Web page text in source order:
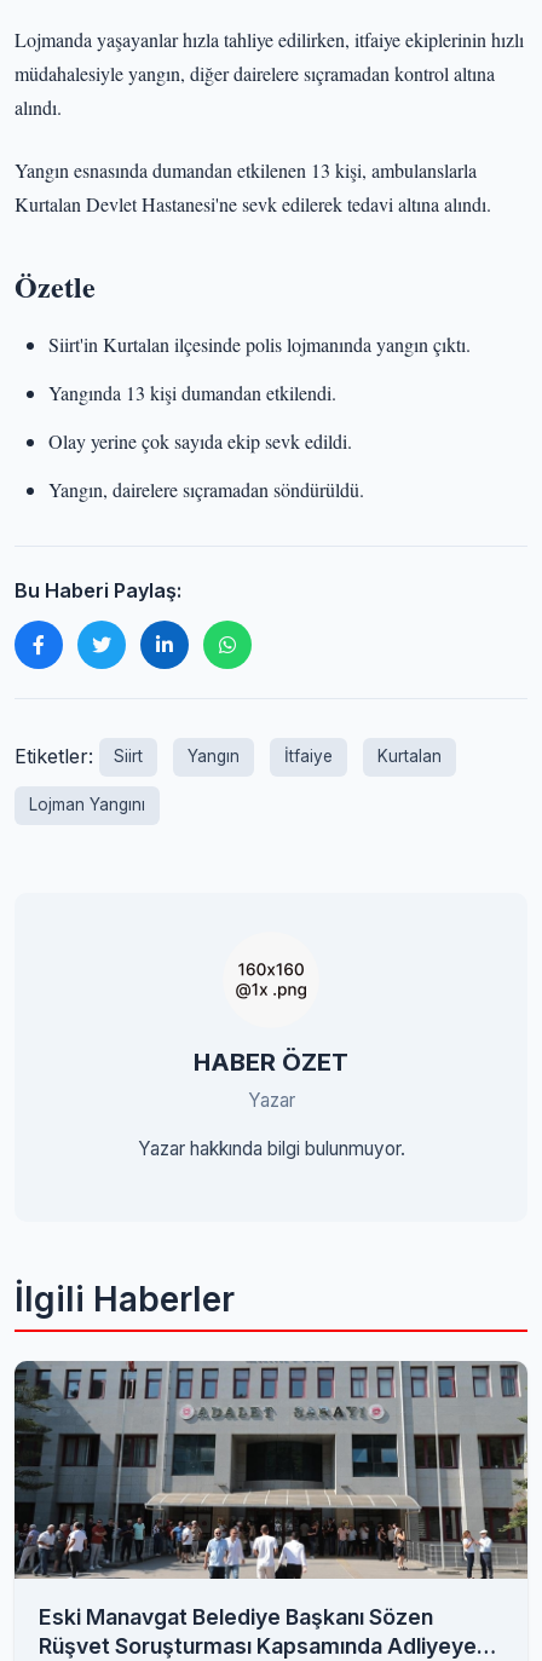
Lojmanda yaşayanlar hızla tahliye edilirken, itfaiye ekiplerinin hızlı
müdahalesiyle yangın, diğer dairelere sıçramadan kontrol altına
alındı.
Yangın esnasında dumandan etkilenen 13 kişi, ambulanslarla
Kurtalan Devlet Hastanesi'ne sevk edilerek tedavi altına alındı.
Özetle
Siirt'in Kurtalan ilçesinde polis lojmanında yangın çıktı.
Yangında 13 kişi dumandan etkilendi.
Olay yerine çok sayıda ekip sevk edildi.
Yangın, dairelere sıçramadan söndürüldü.
Bu Haberi Paylaş:
Etiketler: Siirt Yangın İtfaiye Kurtalan
Lojman Yangını
HABER ÖZET
Yazar
Yazar hakkında bilgi bulunmuyor.
İlgili Haberler
Eski Manavgat Belediye Başkanı Sözen
Rüşvet Soruşturması Kapsamında Adliyeye